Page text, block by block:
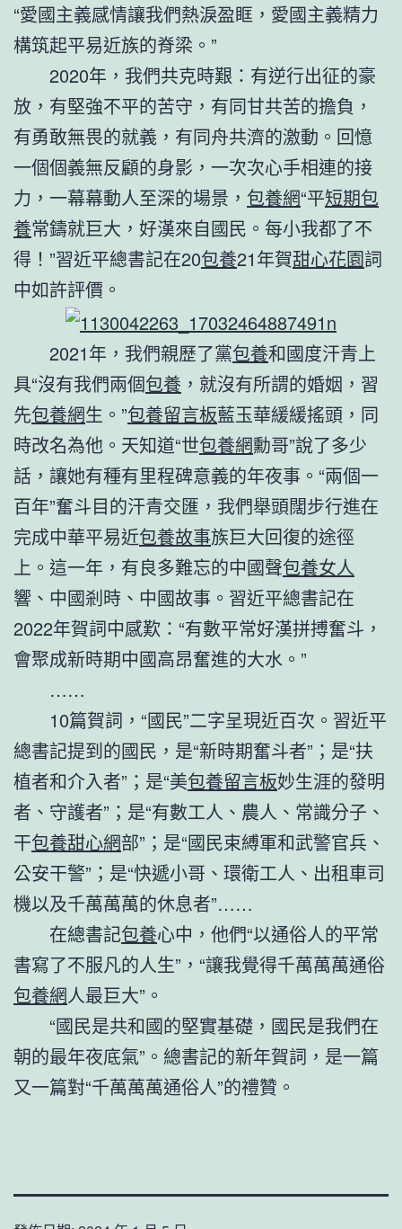
“愛國主義感情讓我們熱淚盈眶，愛國主義精力
構筑起平易近族的脊梁。”
2020年，我們共克時艱：有逆行出征的豪
放，有堅強不平的苦守，有同甘共苦的擔負，
有勇敢無畏的就義，有同舟共濟的激動。回憶
一個個義無反顧的身影，一次次心手相連的接
力，一幕幕動人至深的場景， 包養網“平短期包
養常鑄就巨大，好漢來自國民。每小我都了不
得！”習近平總書記在20包養21年賀甜心花園詞
中如許評價。
2021年，我們親歷了黨包養和國度汗青上
具“沒有我們兩個包養 ，就沒有所謂的婚姻，習
先包養網生。”包養留言板藍玉華緩緩搖頭，同
時改名為他。天知道“世包養網勳哥”說了多少
話，讓她有種有里程碑意義的年夜事。“兩個一
百年”奮斗目的汗青交匯，我們舉頭闊步行進在
完成中華平易近包養故事族巨大回復的途徑
上。這一年，有良多難忘的中國聲包養女人
響、中國剎時、中國故事。習近平總書記在
2022年賀詞中感歎：“有數平常好漢拼搏奮斗，
會聚成新時期中國高昂奮進的大水。”
……
10篇賀詞，“國民”二字呈現近百次。習近平
總書記提到的國民，是“新時期奮斗者”；是“扶
植者和介入者”；是“美包養留言板妙生涯的發明
者、守護者”；是“有數工人、農人、常識分子、
干包養甜心網部”；是“國民束縛軍和武警官兵、
公安干警”；是“快遞小哥、環衛工人、出租車司
機以及千萬萬萬的休息者”……
在總書記包養心中，他們“以通俗人的平常
書寫了不服凡的人生”，“讓我覺得千萬萬萬通俗
包養網人最巨大”。
“國民是共和國的堅實基礎，國民是我們在
朝的最年夜底氣”。總書記的新年賀詞，是一篇
又一篇對“千萬萬萬通俗人”的禮贊。